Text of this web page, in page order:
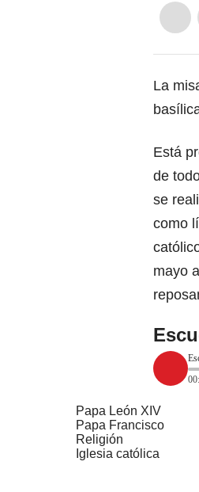
La
Está
de
se
como
mayo
Papa León XIV
Papa Francisco
Religión
Iglesia católica